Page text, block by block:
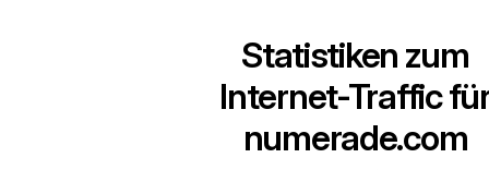
Statistiken zum
Internet-Traffic
numerade.com